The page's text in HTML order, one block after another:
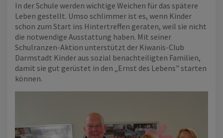
In der Schule werden wichtige Weichen für das spätere
Leben gestellt. Umso schlimmer ist es, wenn Kinder
schon zum Start ins Hintertreffen geraten, weil sie nicht
die notwendige Ausstattung haben. Mit seiner
Schulranzen-Aktion unterstützt der Kiwanis-Club
Darmstadt Kinder aus sozial benachteiligten Familien,
damit sie gut gerüstet in den „Ernst des Lebens" starten
können.